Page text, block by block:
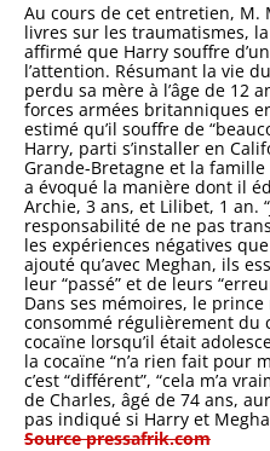
Au cours de cet entretien, M.
livres sur les traumatismes,
affirmé que Harry souffre
l’attention. Résumant la vie
perdu sa mère à l’âge de 12
forces armées britanniques
estimé qu’il souffre de
Harry, parti s’installer en
Grande-Bretagne et la
a évoqué la manière dont il
Archie, 3 ans, et Lilibet, 1 an.
responsabilité de ne pas
les expériences négatives
ajouté qu’avec Meghan, ils
leur “passé” et de leurs
Dans ses mémoires, le
consommé régulièrement du
cocaïne lorsqu’il était
la cocaïne “n’a rien fait pour
c’est “différent”, “cela m’a
de Charles, âgé de 74 ans,
pas indiqué si Harry et
Source pressafrik.com